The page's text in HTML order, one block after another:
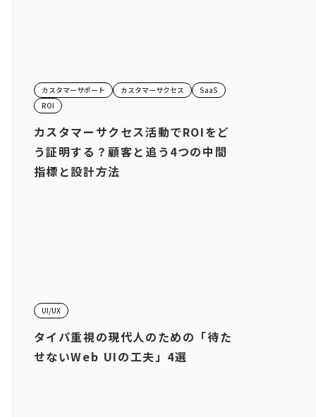
カスタマーサポート カスタマーサクセス
SaaS
ROI
カスタマーサクセス活動でROIをど
う証明する？顧客と追う4つの中間
指標と設計方法
UI/UX
タイパ重視の現代人のための「待た
せないWeb UIの工夫」4選